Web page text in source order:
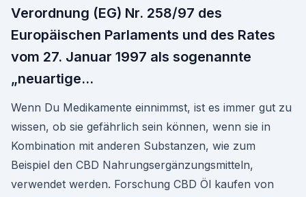
Verordnung (EG) Nr. 258/97 des
Europäischen Parlaments und des Rates
vom 27. Januar 1997 als sogenannte
„neuartige…
Wenn Du Medikamente einnimmst, ist es immer gut zu
wissen, ob sie gefährlich sein können, wenn sie in
Kombination mit anderen Substanzen, wie zum
Beispiel den CBD Nahrungsergänzungsmitteln,
verwendet werden. Forschung CBD Öl kaufen von